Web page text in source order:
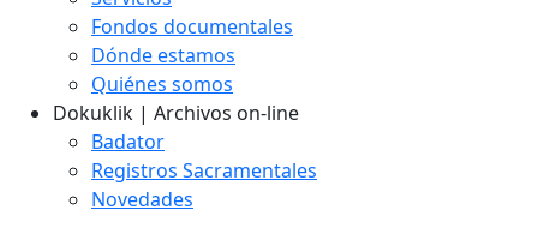
Fondos documentales
Dónde estamos
Quiénes somos
Dokuklik | Archivos on-line
Badator
Registros Sacramentales
Novedades